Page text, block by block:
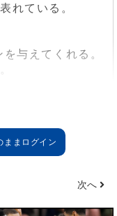
れている。
与えてくれる。
ィアゴの信頼を
分に、クラブに
次へ